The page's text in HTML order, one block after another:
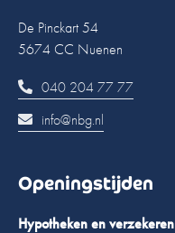
De Pinckart 54
5674 CC Nuenen
040 204 77 77
info@nbg.nl
Openingstijden
Hypotheken en verzekeren